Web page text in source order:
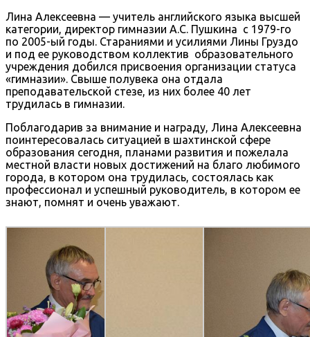
Лина Алексеевна — учитель английского языка высшей
категории, директор гимназии А.С. Пушкина с 1979-го
по 2005-ый годы. Стараниями и усилиями Лины Груздо
и под ее руководством коллектив образовательного
учреждения добился присвоения организации статуса
«гимназии». Свыше полувека она отдала
преподавательской стезе, из них более 40 лет
трудилась в гимназии.
Поблагодарив за внимание и награду, Лина Алексеевна
поинтересовалась ситуацией в шахтинской сфере
образования сегодня, планами развития и пожелала
местной власти новых достижений на благо любимого
города, в котором она трудилась, состоялась как
профессионал и успешный руководитель, в котором ее
знают, помнят и очень уважают.